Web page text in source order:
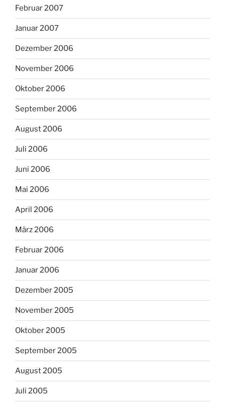
Februar 2007
Januar 2007
Dezember 2006
November 2006
Oktober 2006
September 2006
August 2006
Juli 2006
Juni 2006
Mai 2006
April 2006
März 2006
Februar 2006
Januar 2006
Dezember 2005
November 2005
Oktober 2005
September 2005
August 2005
Juli 2005